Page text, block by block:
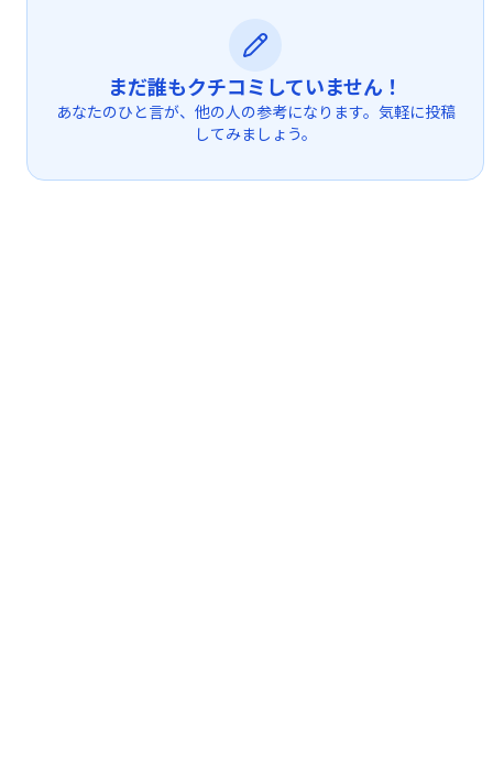
まだ誰もクチコミしていません！
あなたのひと言が、他の人の参考になります。気軽に投稿
してみましょう。